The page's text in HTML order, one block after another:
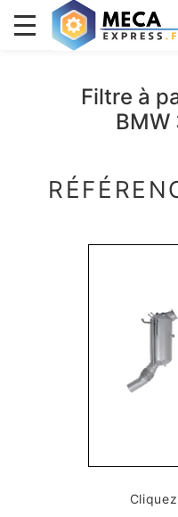
Filtre à
BMW